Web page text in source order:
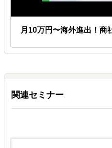
月10万円〜海外進出！商
関連セミナー